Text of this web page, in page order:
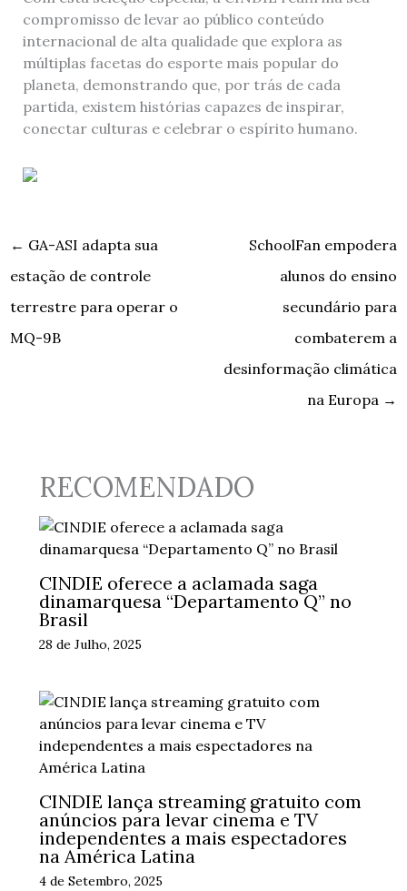
compromisso de levar ao público conteúdo
internacional de alta qualidade que explora as
múltiplas facetas do esporte mais popular do
planeta, demonstrando que, por trás de cada
partida, existem histórias capazes de inspirar,
conectar culturas e celebrar o espírito humano.
← GA-ASI adapta sua
estação de controle
terrestre para operar o
MQ-9B
SchoolFan empodera
alunos do ensino
secundário para
combaterem a
desinformação climática
na Europa →
RECOMENDADO
CINDIE oferece a aclamada saga
dinamarquesa “Departamento Q” no
Brasil
28 de Julho, 2025
CINDIE lança streaming gratuito com
anúncios para levar cinema e TV
independentes a mais espectadores
na América Latina
4 de Setembro, 2025